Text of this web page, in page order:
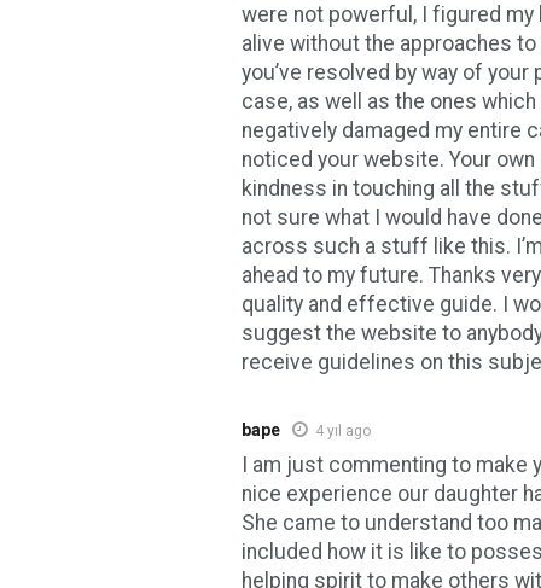
were not powerful, I figured my
alive without the approaches
you’ve resolved by way of
case, as well as the ones
negatively damaged my entire
noticed your website. Your own
kindness in touching all the
not sure what I would have
across such a stuff like this.
ahead to my future. Thanks
quality and effective guide. I
suggest the website to
receive guidelines on this
bape 4 yıl ago
I am just commenting to make
nice experience our daughter
She came to understand too
included how it is like to
helping spirit to make others